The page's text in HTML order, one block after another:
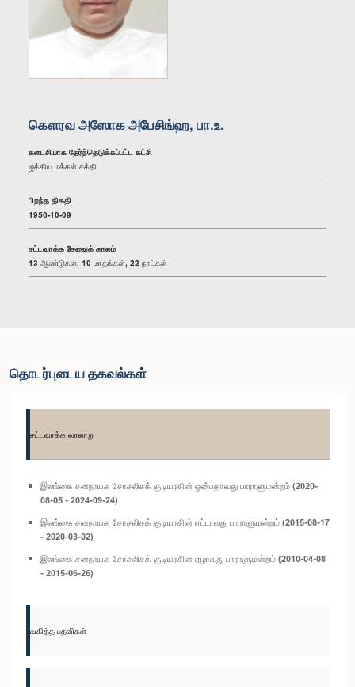
கௌரவ அஸோக அபேசிங்ஹ, பா.உ.
கடைசியாக தேர்ந்தெடுக்கப்பட்ட கட்சி
ஐக்கிய மக்கள் சக்தி
பிறந்த திகதி
1956-10-09
சட்டவாக்க சேவைக் காலம்
13 ஆண்டுகள், 10 மாதங்கள், 22 நாட்கள்
தொடர்புடைய தகவல்கள்
சட்டவாக்க வரலாறு
இலங்கை சனநாயக சோசலிசக் குடியரசின் ஒன்பதாவது பாராளுமன்றம் (2020-
08-05 - 2024-09-24)
இலங்கை சனநாயக சோசலிசக் குடியரசின் எட்டாவது பாராளுமன்றம் (2015-08-17
- 2020-03-02)
இலங்கை சனநாயக சோசலிசக் குடியரசின் ஏழாவது பாராளுமன்றம் (2010-04-08
- 2015-06-26)
வகித்த பதவிகள்